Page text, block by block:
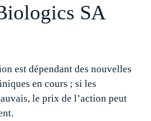
SA
est dépendant des nouvelles
en cours ; si les
le prix de l’action peut